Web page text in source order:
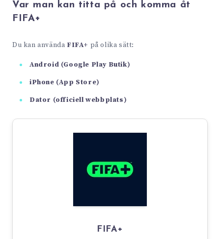
Var man kan titta på och komma åt
FIFA+
Du kan använda FIFA+ på olika sätt:
Android (Google Play Butik)
iPhone (App Store)
Dator (officiell webbplats)
FIFA+